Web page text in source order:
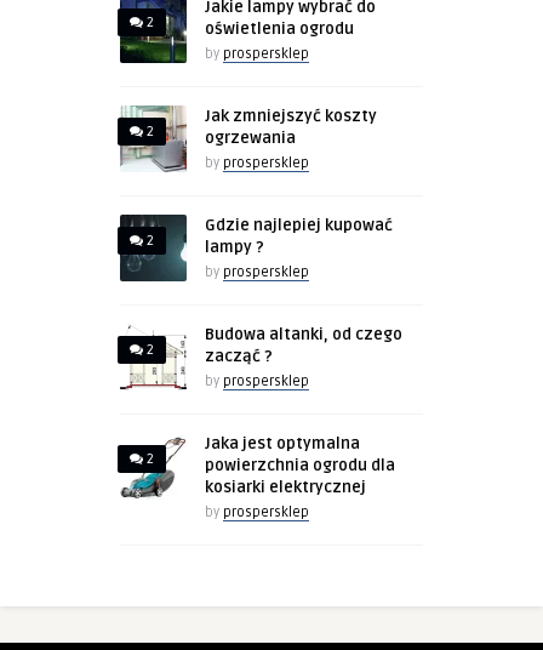
2
Jakie lampy wybrać do
oświetlenia ogrodu
by prospersklep
2
Jak zmniejszyć koszty
ogrzewania
by prospersklep
2
Gdzie najlepiej kupować
lampy ?
by prospersklep
2
Budowa altanki, od czego
zacząć ?
by prospersklep
2
Jaka jest optymalna
powierzchnia ogrodu dla
kosiarki elektrycznej
by prospersklep